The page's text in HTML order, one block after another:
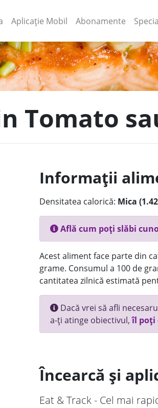
(current)
Aplicație Mobil (current)
Abonamente
Tomato
Informații
Densitatea calorică: Mica
Află cum poți slăbi
Acest aliment face parte din
grame. Consumul a 100 de
cantitatea zilnică estimată
Dacă vrei să afli
a-ți atinge obiectivul,îl poți
Încearcă și
Eat & Track - Cel mai